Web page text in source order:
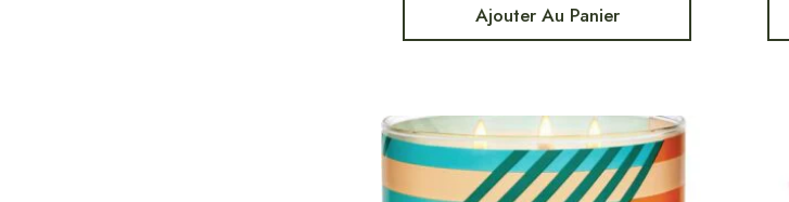
Ajouter Au Panier